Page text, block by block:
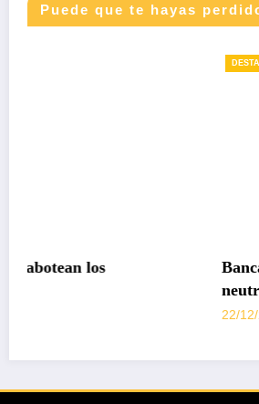
Puede que te hayas
Bancamía logra la
neutralidad, bajo la
Xiomara Bustos